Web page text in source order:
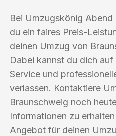
Bei Umzugskönig
du ein faires Preis-
deinen Umzug von
Dabei kannst du dich
Service und
verlassen. Kontaktiere
Braunschweig noch
Informationen zu
Angebot für deinen